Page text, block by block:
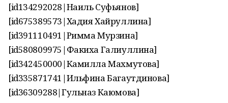
[id134292028|Наиль Суфьянов]
[id675389573|Хадия Хайруллина]
[id391110491|Римма Мурзина]
[id580809975|Факиха Галиуллина]
[id342450000|Камилла Махмутова]
[id335871741|Ильфина Багаутдинова]
[id36309288|Гульназ Каюмова]